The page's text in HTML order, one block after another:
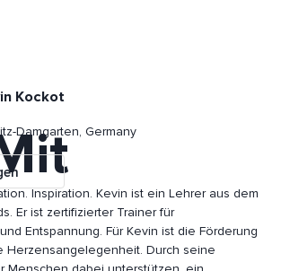
Kockot
Damgarten, Germany
Kevin ist ein Lehrer aus dem
Er ist zertifizierter Trainer für
Entspannung. Für Kevin ist die Förderung
Herzensangelegenheit. Durch seine